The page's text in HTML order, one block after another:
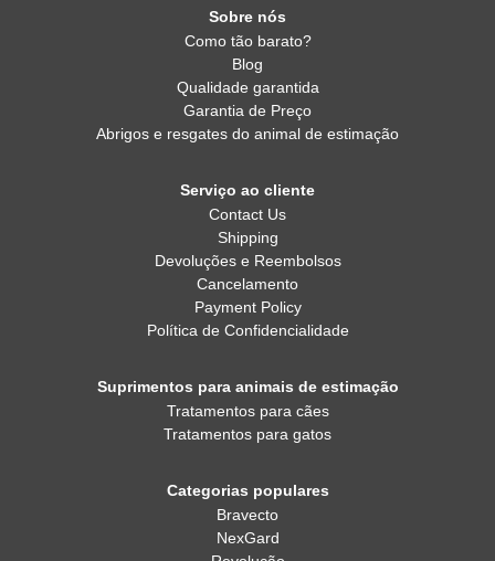
Sobre nós
Como tão barato?
Blog
Qualidade garantida
Garantia de Preço
Abrigos e resgates do animal de estimação
Serviço ao cliente
Contact Us
Shipping
Devoluções e Reembolsos
Cancelamento
Payment Policy
Política de Confidencialidade
Suprimentos para animais de estimação
Tratamentos para cães
Tratamentos para gatos
Categorias populares
Bravecto
NexGard